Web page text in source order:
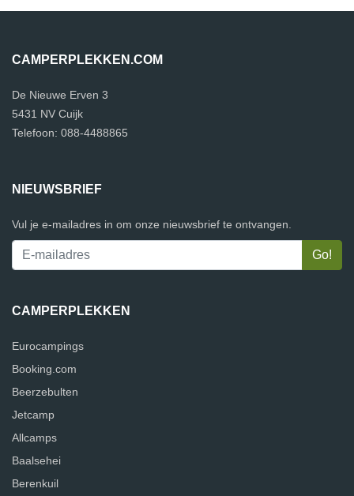
CAMPERPLEKKEN.COM
De Nieuwe Erven 3
5431 NV Cuijk
Telefoon: 088-4488865
NIEUWSBRIEF
Vul je e-mailadres in om onze nieuwsbrief te ontvangen.
CAMPERPLEKKEN
Eurocampings
Booking.com
Beerzebulten
Jetcamp
Allcamps
Baalsehei
Berenkuil